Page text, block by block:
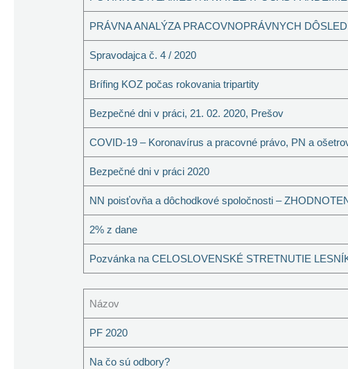
PRÁVNA ANALÝZA PRACOVNOPRÁVNYCH
Spravodajca č. 4 / 2020
Brífing KOZ počas rokovania tripartity
Bezpečné dni v práci, 21. 02. 2020, Prešov
COVID-19 – Koronavírus a pracovné právo, PN a
Bezpečné dni v práci 2020
NN poisťovňa a dôchodkové spoločnosti –
2% z dane
Pozvánka na CELOSLOVENSKÉ STRETNUTIE
Názov
PF 2020
Na čo sú odbory?